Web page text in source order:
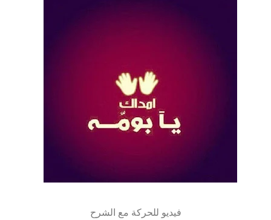
فيديو للحركة مع الشرح